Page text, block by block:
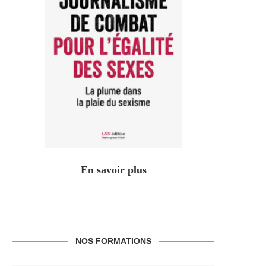
En savoir plus
NOS FORMATIONS